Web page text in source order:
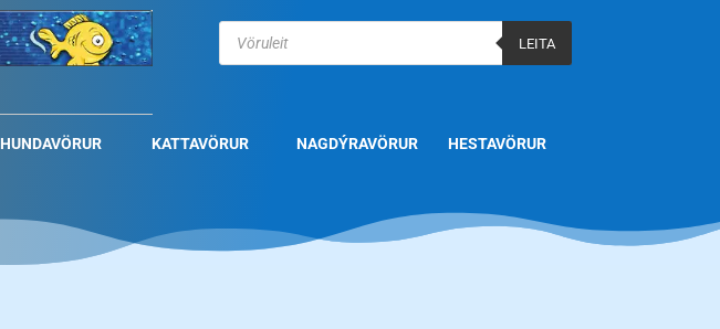
Products
search
LEITA
HUNDAVÖRUR KATTAVÖRUR NAGDÝRAVÖRUR HESTAVÖRUR